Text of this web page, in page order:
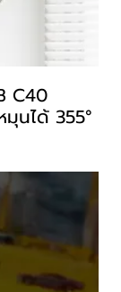
C40
นได้ 355°